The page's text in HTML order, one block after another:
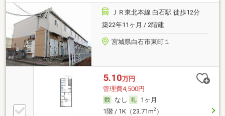
ＪＲ東北本線 白石駅 徒歩12分
築22年11ヶ月 / 2階建
宮城県白石市東町１
5.10万円
管理費4,500円
なし
1ヶ月
1階 / 1K（23.71m2）